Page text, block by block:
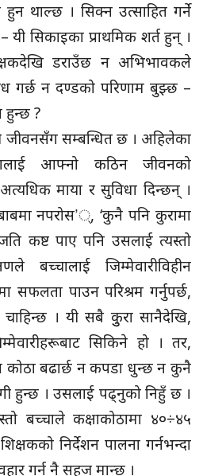
थाल्छ । सिक्न उत्साहित गर्ने
सिकाइका प्राथमिक शर्त हुन् ।
डराउँछ न अभिभावकले
गर्छ न दण्डको परिणाम बुझ्छ –
हुन्छ ?
जीवनसँग सम्बन्धित छ । अहिलेका
आफ्नो कठिन जीवनको
माया र सुविधा दिन्छन् ।
नपरोस’्, ‘कुनै पनि कुरामा
कष्ट पाए पनि उसलाई त्यस्तो
बच्चालाई जिम्मेवारीविहीन
सफलता पाउन परिश्रम गर्नुपर्छ,
चाहिन्छ । यी सबै कुुरा सानैदेखि,
सिकिने हो । तर,
कोठा बढार्छ न कपडा धुन्छ न कुनै
हुन्छ । उसलाई पढ्नुको निहुँ छ ।
बच्चाले कक्षाकोठामा ४०÷४५
निर्देशन पालना गर्नभन्दा
गर्न नै सहज मान्छ ।